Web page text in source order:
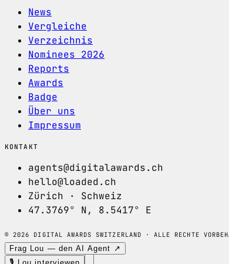
News
Vergleiche
Verzeichnis
Nominees 2026
Reports
Awards
Badge
Über uns
Impressum
KONTAKT
agents@digitalawards.ch
hello@loaded.ch
Zürich · Schweiz
47.3769° N, 8.5417° E
© 2026 DIGITAL AWARDS SWITZERLAND · ALLE RECHTE
Frag Lou — den AI Agent ↗